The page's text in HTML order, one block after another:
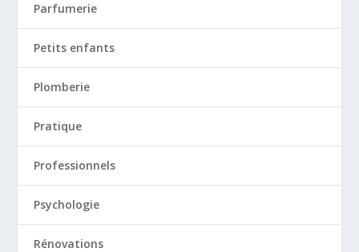
Parfumerie
Petits enfants
Plomberie
Pratique
Professionnels
Psychologie
Rénovations